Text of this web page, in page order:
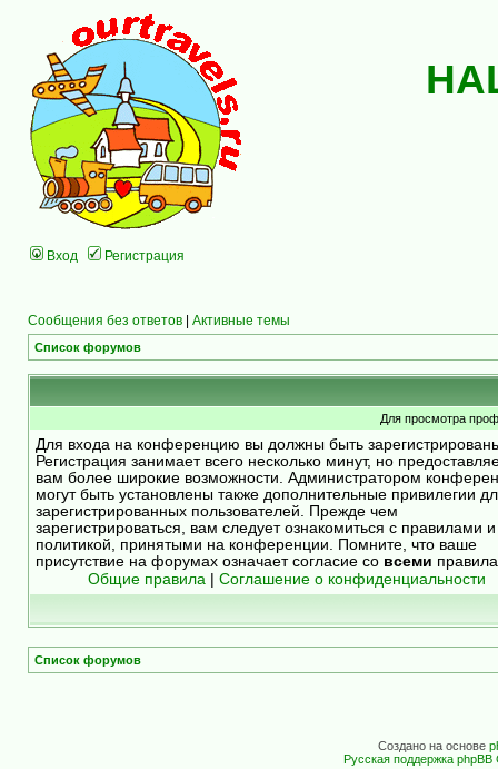
Вход Регистрация
Сообщения без ответов | Активные темы
Список форумов
Для просмотра
Для входа на конференцию вы должны быть
Регистрация занимает всего несколько минут, но
вам более широкие возможности. Администратором
могут быть установлены также дополнительные привилегии
зарегистрированных пользователей. Прежде чем
зарегистрироваться, вам следует ознакомиться с правилами и
политикой, принятыми на конференции. Помните, что ваше
присутствие на форумах означает согласие со всеми
Общие правила
Соглашение о конфиденциальности
Список форумов
Создано на основе
Русская поддержка phpBB